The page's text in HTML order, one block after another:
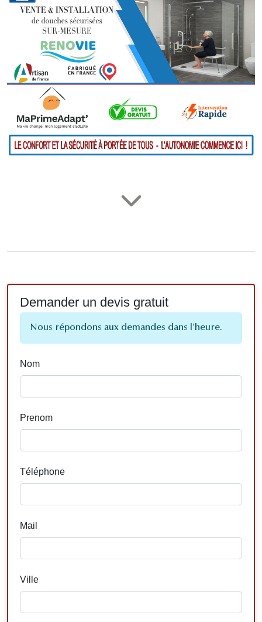
Demander un devis gratuit
Nous répondons aux demandes dans l'heure.
Nom
Prenom
Téléphone
Mail
Ville